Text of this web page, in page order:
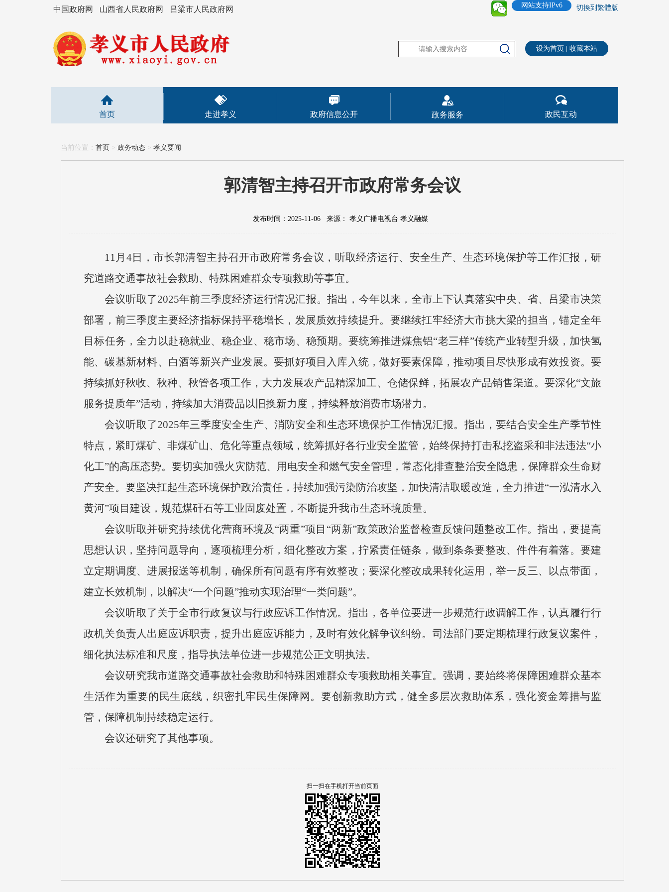
中国政府网 山西省人民政府网 吕梁市人民政府网 切換到繁體版
网站支持IPv6
设为首页 收藏本站
首页 走进孝义 政府信息公开 政务服务 政民互动
当前位置： 首页 > 政务动态 > 孝义要闻
郭清智主持召开市政府常务会议
发布时间：2025-11-06 来源： 孝义广播电视台 孝义融媒
11月4日，市长郭清智主持召开市政府常务会议，听取经济运行、安全生产、生态环境保护等工作汇报，研
究道路交通事故社会救助、特殊困难群众专项救助等事宜。
会议听取了2025年前三季度经济运行情况汇报。指出，今年以来，全市上下认真落实中央、省、吕梁市决策
部署，前三季度主要经济指标保持平稳增长，发展质效持续提升。要继续扛牢经济大市挑大梁的担当，锚定全年
目标任务，全力以赴稳就业、稳企业、稳市场、稳预期。要统筹推进煤焦铝“老三样”传统产业转型升级，加快氢
能、碳基新材料、白酒等新兴产业发展。要抓好项目入库入统，做好要素保障，推动项目尽快形成有效投资。要
持续抓好秋收、秋种、秋管各项工作，大力发展农产品精深加工、仓储保鲜，拓展农产品销售渠道。要深化“文旅
服务提质年”活动，持续加大消费品以旧换新力度，持续释放消费市场潜力。
会议听取了2025年三季度安全生产、消防安全和生态环境保护工作情况汇报。指出，要结合安全生产季节性
特点，紧盯煤矿、非煤矿山、危化等重点领域，统筹抓好各行业安全监管，始终保持打击私挖盗采和非法违法“小
化工”的高压态势。要切实加强火灾防范、用电安全和燃气安全管理，常态化排查整治安全隐患，保障群众生命财
产安全。要坚决扛起生态环境保护政治责任，持续加强污染防治攻坚，加快清洁取暖改造，全力推进“一泓清水入
黄河”项目建设，规范煤矸石等工业固废处置，不断提升我市生态环境质量。
会议听取并研究持续优化营商环境及“两重”项目“两新”政策政治监督检查反馈问题整改工作。指出，要提高
思想认识，坚持问题导向，逐项梳理分析，细化整改方案，拧紧责任链条，做到条条要整改、件件有着落。要建
立定期调度、进展报送等机制，确保所有问题有序有效整改；要深化整改成果转化运用，举一反三、以点带面，
建立长效机制，以解决“一个问题”推动实现治理“一类问题”。
会议听取了关于全市行政复议与行政应诉工作情况。指出，各单位要进一步规范行政调解工作，认真履行行
政机关负责人出庭应诉职责，提升出庭应诉能力，及时有效化解争议纠纷。司法部门要定期梳理行政复议案件，
细化执法标准和尺度，指导执法单位进一步规范公正文明执法。
会议研究我市道路交通事故社会救助和特殊困难群众专项救助相关事宜。强调，要始终将保障困难群众基本
生活作为重要的民生底线，织密扎牢民生保障网。要创新救助方式，健全多层次救助体系，强化资金筹措与监
管，保障机制持续稳定运行。
会议还研究了其他事项。
扫一扫在手机打开当前页面